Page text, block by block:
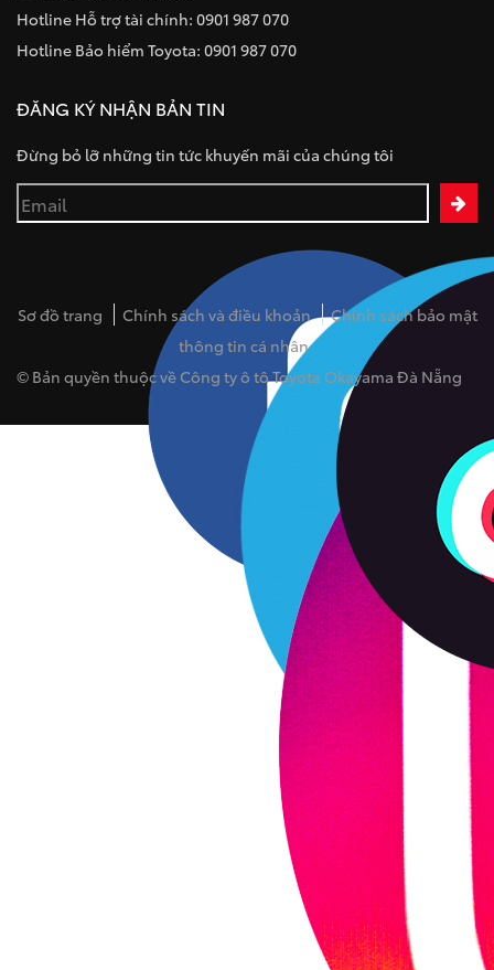
Hotline Hỗ trợ tài chính: 0901 987 070
Hotline Bảo hiểm Toyota: 0901 987 070
ĐĂNG KÝ NHẬN BẢN TIN
Đừng bỏ lỡ những tin tức khuyến mãi của chúng tôi
Sơ đồ trang Chính sách và điều khoản
Chính sách bảo mật
thông tin cá nhân
© Bản quyền thuộc về Công ty ô tô Toyota Okayama Đà Nẵng